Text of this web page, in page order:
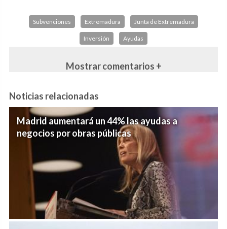
Subvenciones Extremadura Junta de Extremadura
Inversión Ayudas
Mostrar comentarios +
Noticias relacionadas
Madrid aumentará un 44% las ayudas a
negocios por obras públicas